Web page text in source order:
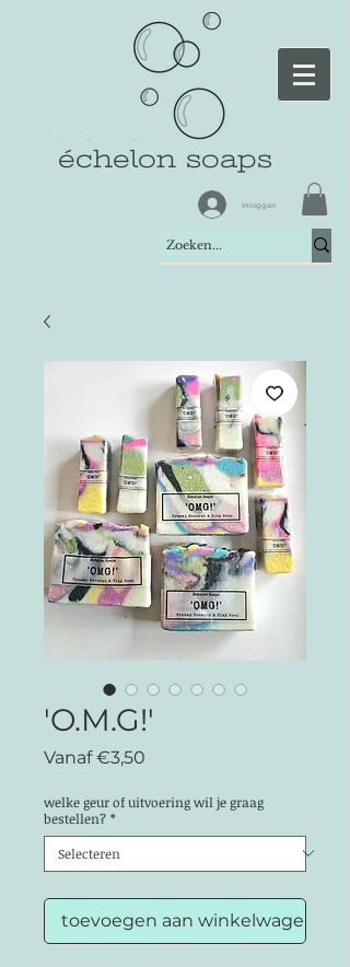
échelon soaps
Inloggen
'O.M.G!'
Vanaf€3,50
welke geur of uitvoering wil je graag
bestellen? *
toevoegen aan winkelwagen